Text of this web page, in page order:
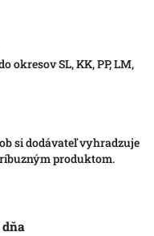
okresov SL, KK, PP, LM,
si dodávateľ vyhradzuje
produktom.